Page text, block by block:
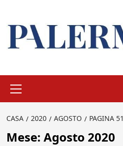
principale
CASA 2020 AGOSTO PAGINA 51
Mese: Agosto 2020